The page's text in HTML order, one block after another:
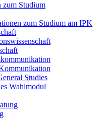
zum Studium
zum Studium am IPK
Studies
Wahlmodul